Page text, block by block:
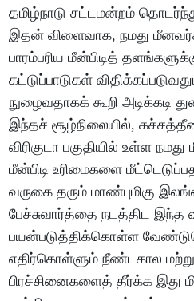
தமிழ்நாடு சட்டமன்றம்
இதன் விளைவாக, நமது
பாரம்பரிய மீன்பிடித்
கட்டுப்பாடுகள்
நுழைவதாகக் கூறி அடிக்கடி
இந்தச் சூழ்நிலையில்,
விரிகுடா பகுதியில் உள்ள
மீன்பிடி உரிமைகளை
வருகை தரும் மாண்புமிகு
பேச்சுவார்த்தை நடத்திட இந்த
பயன்படுத்திக்கொள்ள
எதிர்கொள்ளும் நீண்டகால
பிரச்சினைகளைத் தீர்க்க இது